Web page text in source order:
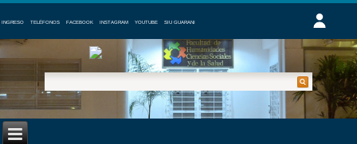
INGRESO TELÉFONOS FACEBOOK INSTAGRAM YOUTUBE SIU GUARANI